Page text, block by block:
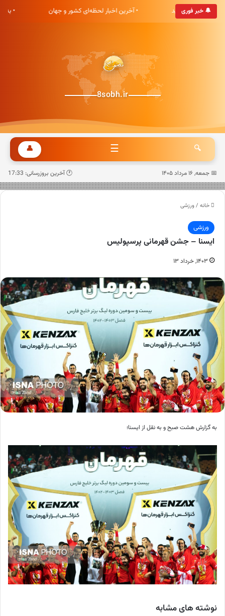
🔔 خبر فوری
هشت صبح خوش آمدید • آخرین اخبار لحظه‌ای کشور و جهان •
8sobh.ir
🔍
☰
👤
📅 جمعه, ۱۶ مرداد ۱۴۰۵ 🕐 آخرین بروزرسانی: 17:33
خانه /ورزشی
ورزشی
ایسنا – جشن قهرمانی پرسپولیس
۱۴۰۳, خرداد ۱۳
به گزارش هشت صبح و به نقل از ایسنا؛
نوشته های مشابه